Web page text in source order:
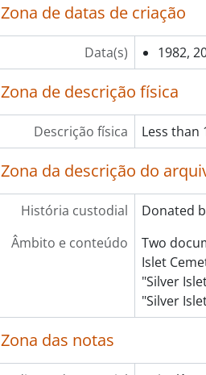
Zona de datas de criação
Data(s) 1982,
Zona de descrição física
Descrição física Less than
Zona da descrição do
História custodial
Donated
Âmbito e conteúdo
Two
Islet
"Silver
"Silver
Zona das notas